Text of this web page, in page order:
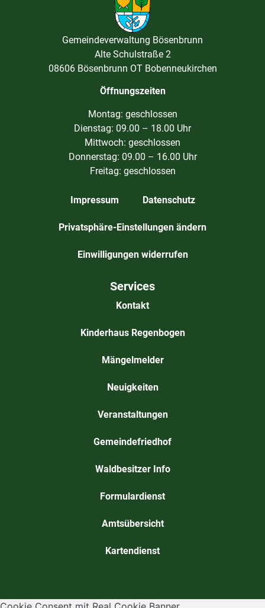
Gemeindeverwaltung Bösenbrunn
Alte Schulstraße 2
08606 Bösenbrunn OT Bobenneukirchen
Öffnungszeiten
Montag: geschlossen
Dienstag: 09.00 – 18.00 Uhr
Mittwoch: geschlossen
Donnerstag: 09.00 – 16.00 Uhr
Freitag: geschlossen
Impressum Datenschutz
Privatsphäre-Einstellungen ändern
Einwilligungen widerrufen
Services
Kontakt
Kinderhaus Regenbogen
Mängelmelder
Neuigkeiten
Veranstaltungen
Gemeindefriedhof
Waldbesitzer Info
Formulardienst
Amtsübersicht
Kartendienst